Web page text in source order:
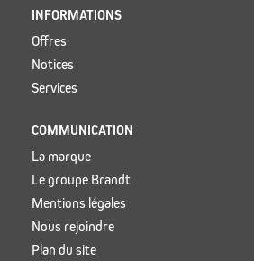
INFORMATIONS
Offres
Notices
Services
COMMUNICATION
La marque
Le groupe Brandt
Mentions légales
Nous rejoindre
Plan du site